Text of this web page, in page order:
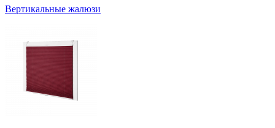
Вертикальные жалюзи